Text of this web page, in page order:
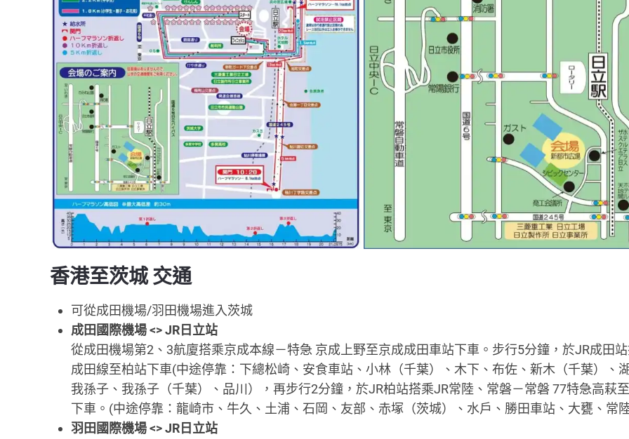
香港至茨城 交通
可從成田機場/羽田機場進入茨城
成田國際機場 <> JR日立站
從成田機場第2、3航廈搭乘京成本線－特急 京成上野至京成成田車站下車。步行5分鐘，於JR成田
成田線至柏站下車(中途停靠：下總松崎、安食車站、小林（千葉）、木下、布佐、新木（千葉）、
我孫子、我孫子（千葉）、品川），再步行2分鐘，於JR柏站搭乘JR常陸、常磐－常磐 77特急高萩
下車。(中途停靠：龍崎市、牛久、土浦、石岡、友部、赤塚（茨城）、水戶、勝田車站、大甕、常
羽田國際機場 <> JR日立站